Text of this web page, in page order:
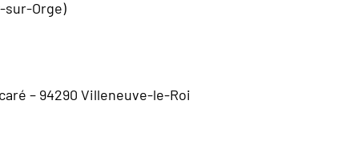
sur-Orge)
– 94290 Villeneuve-le-Roi